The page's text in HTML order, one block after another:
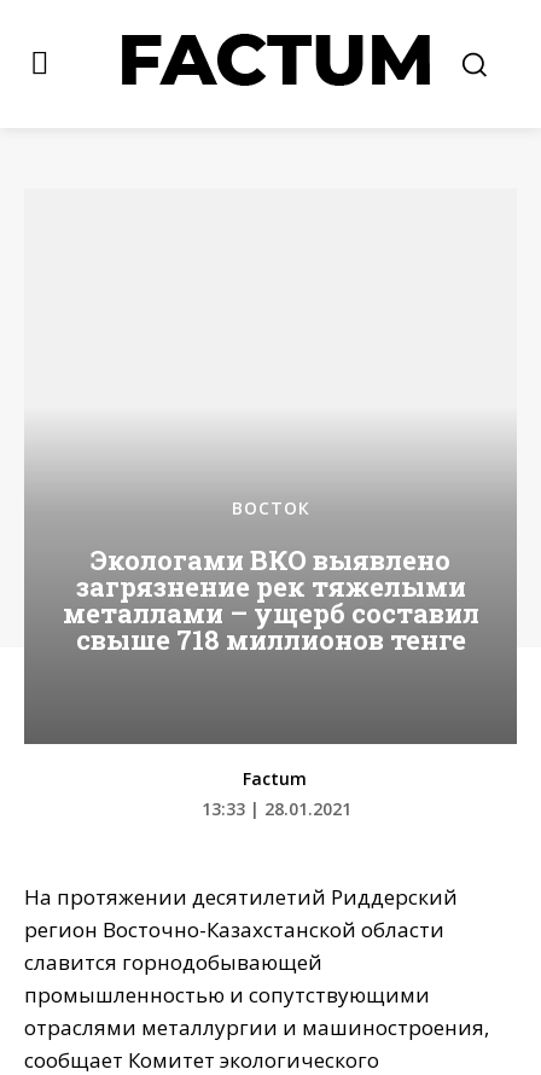
ВОСТОК
Экологами ВКО выявлено
загрязнение рек тяжелыми
металлами – ущерб составил
свыше 718 миллионов тенге
Factum
13:33 | 28.01.2021
На протяжении десятилетий Риддерский
регион Восточно-Казахстанской области
славится горнодобывающей
промышленностью и сопутствующими
отраслями металлургии и машиностроения,
сообщает Комитет экологического